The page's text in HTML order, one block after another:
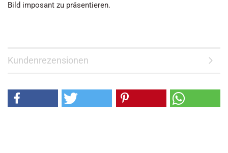
Bild imposant zu präsentieren.
Kundenrezensionen